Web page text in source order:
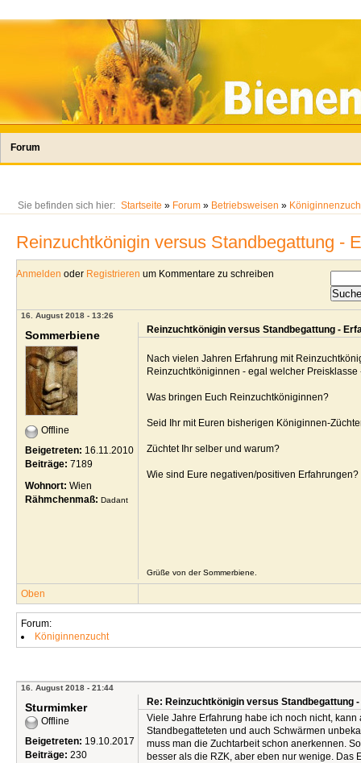
Forum
Sie befinden sich hier: Startseite » Forum » Betriebsweisen »
Reinzuchtkönigin versus Standbegattung -
Anmelden oder Registrieren um Kommentare zu schreiben
16. August 2018 - 13:26
Sommerbiene
Offline
Beigetreten: 16.11.2010
Beiträge: 7189
Wohnort: Wien
Rähmchenmaß: Dadant
Reinzuchtkönigin versus Standbegattung -
Nach vielen Jahren Erfahrung mit
Reinzuchtköniginnen - egal welcher
Was bringen Euch Reinzuchtköniginnen?
Seid Ihr mit Euren bisherigen Königinnen-
Züchtet Ihr selber und warum?
Wie sind Eure negativen/positiven Erfahrungen?
Grüße von der Sommerbiene.
Oben
Forum:
Königinnenzucht
16. August 2018 - 21:44
Sturmimker
Offline
Beigetreten: 19.10.2017
Beiträge: 230
Re: Reinzuchtkönigin versus Standbegattung
Viele Jahre Erfahrung habe ich noch nicht,
Standbegatteteten und auch Schwärmen
muss man die Zuchtarbeit schon anerkennen.
besser als die RZK, aber eben nur wenige. Das